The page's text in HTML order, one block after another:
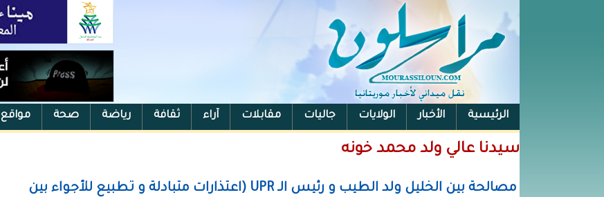
الرئيسية الأخبار الولايات جاليات مقابلات آراء ثقافة رياضة صحة مواقع
الفيس بوك
سيدنا عالي ولد محمد خونه
مصالحة بين الخليل ولد الطيب و رئيس الـ UPR (اعتذارات متبادلة و تطبيع للأجواء بين